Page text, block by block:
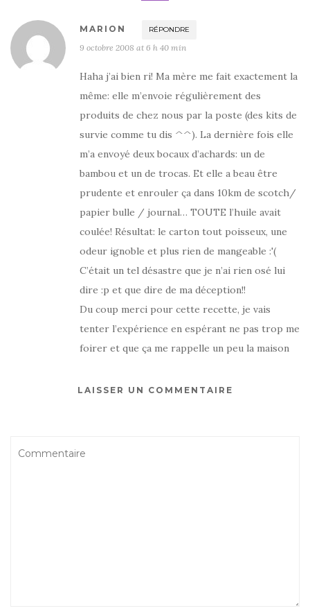
MARION RÉPONDRE
9 octobre 2008 at 6 h 40 min
Haha j’ai bien ri! Ma mère me fait exactement la
même: elle m’envoie régulièrement des
produits de chez nous par la poste (des kits de
survie comme tu dis ^^). La dernière fois elle
m’a envoyé deux bocaux d’achards: un de
bambou et un de trocas. Et elle a beau être
prudente et enrouler ça dans 10km de scotch/
papier bulle / journal… TOUTE l’huile avait
coulée! Résultat: le carton tout poisseux, une
odeur ignoble et plus rien de mangeable :'(
C’était un tel désastre que je n’ai rien osé lui
dire :p et que dire de ma déception!!
Du coup merci pour cette recette, je vais
tenter l’expérience en espérant ne pas trop me
foirer et que ça me rappelle un peu la maison
LAISSER UN COMMENTAIRE